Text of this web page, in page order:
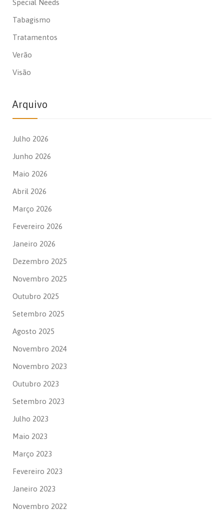
Special Needs
Tabagismo
Tratamentos
Verão
Visão
Arquivo
Julho 2026
Junho 2026
Maio 2026
Abril 2026
Março 2026
Fevereiro 2026
Janeiro 2026
Dezembro 2025
Novembro 2025
Outubro 2025
Setembro 2025
Agosto 2025
Novembro 2024
Novembro 2023
Outubro 2023
Setembro 2023
Julho 2023
Maio 2023
Março 2023
Fevereiro 2023
Janeiro 2023
Novembro 2022